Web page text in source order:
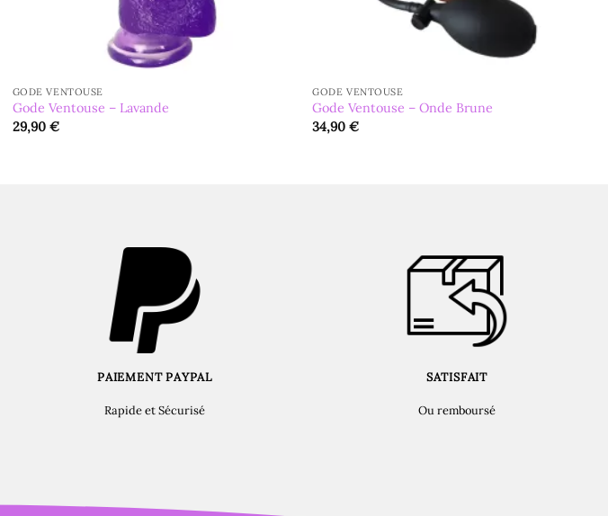
GODE VENTOUSE
Gode Ventouse – Lavande
29,90 €
GODE VENTOUSE
Gode Ventouse – Onde Brune
34,90€
PAIEMENT PAYPAL
Rapide et Sécurisé
SATISFAIT
Ou remboursé